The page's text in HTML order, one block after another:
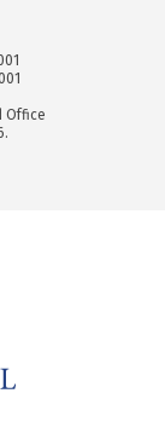
Office